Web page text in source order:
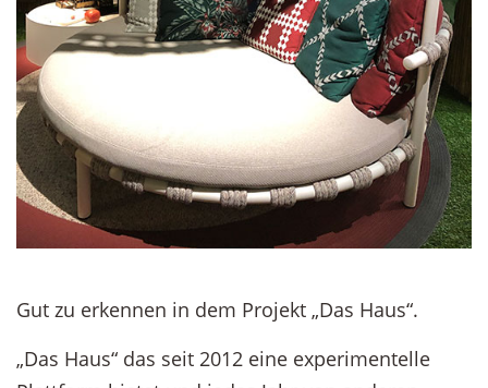
Gut zu erkennen in dem Projekt „Das Haus“.
„Das Haus“ das seit 2012 eine experimentelle